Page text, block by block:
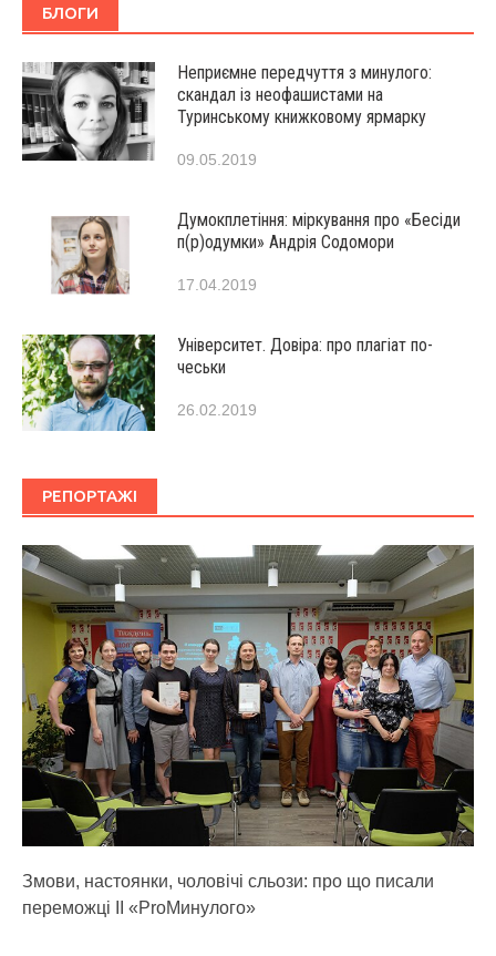
БЛОГИ
Неприємне передчуття з минулого:
скандал із неофашистами на
Туринському книжковому ярмарку
09.05.2019
Думокплетіння: міркування про «Бесіди
п(р)одумки» Андрія Содомори
17.04.2019
Університет. Довіра: про плагіат по-
чеськи
26.02.2019
РЕПОРТАЖІ
Змови, настоянки, чоловічі сльози: про що писали
переможці ІІ «ProМинулого»